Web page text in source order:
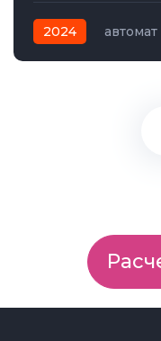
2024 автомат